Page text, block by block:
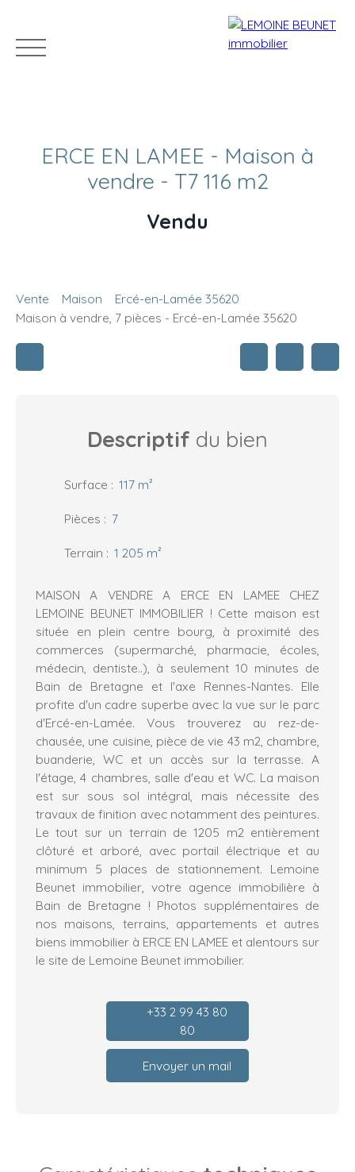
VENDRE LOUER
ERCE EN LAMEE - Maison à
vendre - T7 116 m2
Vendu
Vente Maison
Ercé-en-Lamée 35620
Maison à vendre, 7 pièces - Ercé-en-Lamée 35620
Descriptif du bien
Surface : 117 m²
Pièces : 7
Terrain : 1 205 m²
MAISON A VENDRE A ERCE EN LAMEE CHEZ
LEMOINE BEUNET IMMOBILIER ! Cette maison est
située en plein centre bourg, à proximité des
commerces (supermarché, pharmacie, écoles,
médecin, dentiste..), à seulement 10 minutes de
Bain de Bretagne et l'axe Rennes-Nantes. Elle
profite d'un cadre superbe avec la vue sur le parc
d'Ercé-en-Lamée. Vous trouverez au rez-de-
chausée, une cuisine, pièce de vie 43 m2, chambre,
buanderie, WC et un accès sur la terrasse. A
l'étage, 4 chambres, salle d'eau et WC. La maison
est sur sous sol intégral, mais nécessite des
travaux de finition avec notamment des peintures.
Le tout sur un terrain de 1205 m2 entièrement
clôturé et arboré, avec portail électrique et au
minimum 5 places de stationnement. Lemoine
Beunet immobilier, votre agence immobilière à
Bain de Bretagne ! Photos supplémentaires de
nos maisons, terrains, appartements et autres
biens immobilier à ERCE EN LAMEE et alentours sur
le site de Lemoine Beunet immobilier.
+33 2 99 43 80
80
Envoyer un mail